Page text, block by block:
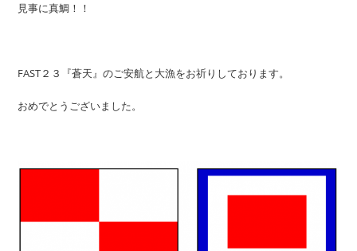
見事に真鯛！！
FAST２３『蒼天』のご安航と大漁をお祈りしております。
おめでとうございました。